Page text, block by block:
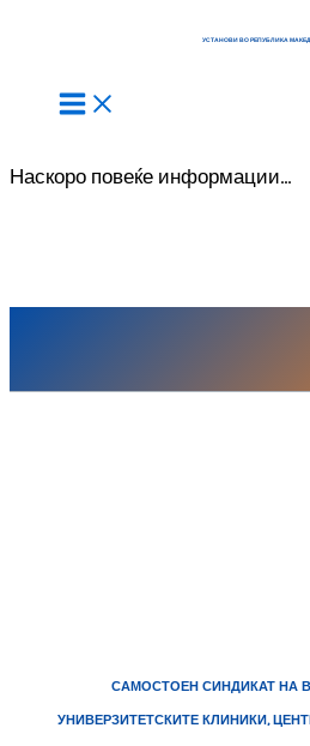
УСТАНОВИ ВО РЕПУБЛИКА
Наскоро повеќе информации…
САМОСТОЕН СИНДИКАТ НА
УНИВЕРЗИТЕТСКИТЕ КЛИНИКИ,